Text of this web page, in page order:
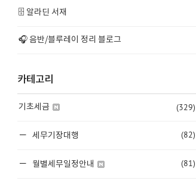
🗄️ 알라딘 서재
🎧 음반/블루레이 정리 블로그
카테고리
기초세금 (329)
세무기장대행 (82)
월별세무일정안내 (81)